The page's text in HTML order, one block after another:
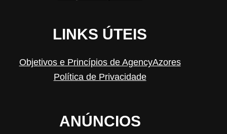
LINKS ÚTEIS
Objetivos e Princípios de AgencyAzores
Política de Privacidade
ANÚNCIOS